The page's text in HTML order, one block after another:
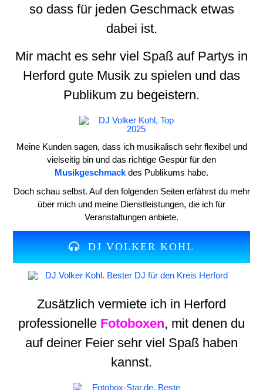
so dass für jeden Geschmack etwas
dabei ist.
Mir macht es sehr viel Spaß auf Partys in
Herford gute Musik zu spielen und das
Publikum zu begeistern.
Meine Kunden sagen, dass ich musikalisch sehr flexibel und
vielseitig bin und das richtige Gespür für den
Musikgeschmack des Publikums habe.
Doch schau selbst. Auf den folgenden Seiten erfährst du mehr
über mich und meine Dienstleistungen, die ich für
Veranstaltungen anbiete.
DJ VOLKER KOHL
Zusätzlich vermiete ich in Herford
professionelle Fotoboxen, mit denen du
auf deiner Feier sehr viel Spaß haben
kannst.